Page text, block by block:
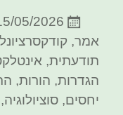
פורסם
בתאריך
05/2026
אמר,
תודעתית,
הגדרות, הורות,
יחסים,סוציולוגיה,